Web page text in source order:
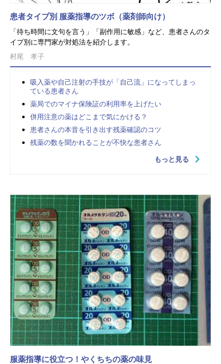
患者タイプ別 服薬指導のツボ（薬剤師向け）
「待ち時間に文句を言う」「副作用に敏感」など、患者さんのタ
イプ別に専門家が対処法を紹介します。
村尾 孝子
吸入薬や自己注射の手技が「自己流」になってしまっ
ている患者さん
薬局でのマイナ保険証の利用率を上げたい
併用注意の薬はどこまで気にかける？
患者さんの本音を引き出す残薬確認のコツ
残薬の数を聞かれることが不快な患者さん
もっと見る
服薬指導に役立つ！やくちちの薬の味見